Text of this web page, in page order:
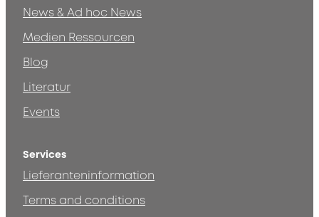
News & Ad hoc News
Medien Ressourcen
Blog
Literatur
Events
Services
Lieferanteninformation
Terms and conditions